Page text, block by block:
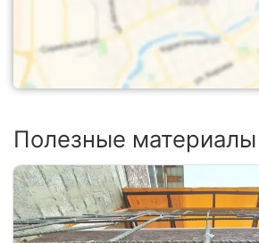
Полезные материалы